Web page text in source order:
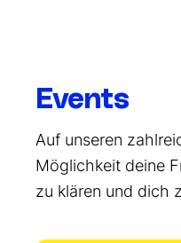
Events
Auf unseren
Möglichkeit deine
zu klären und dich